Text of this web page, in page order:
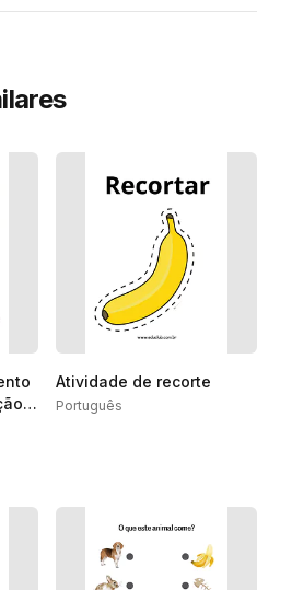
Atividade de recorte
Português